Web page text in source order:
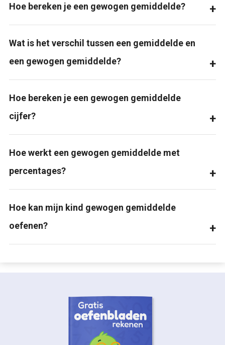
Hoe bereken je een gewogen gemiddelde?
Wat is het verschil tussen een gemiddelde en
een gewogen gemiddelde?
Hoe bereken je een gewogen gemiddelde
cijfer?
Hoe werkt een gewogen gemiddelde met
percentages?
Hoe kan mijn kind gewogen gemiddelde
oefenen?